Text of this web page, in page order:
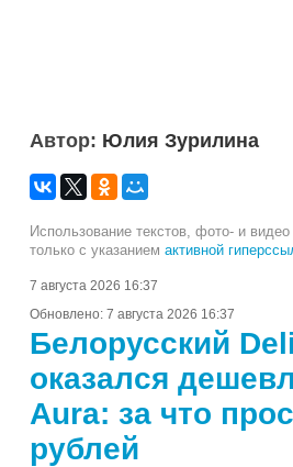
Автор: Юлия Зурилина
Использование текстов, фото- и
только с указанием активной
7 августа 2026 16:37
Обновлено: 7 августа 2026 16:37
Белорусский
оказался
Aura: за что
рублей